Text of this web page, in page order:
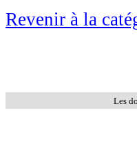
Revenir à la
Les